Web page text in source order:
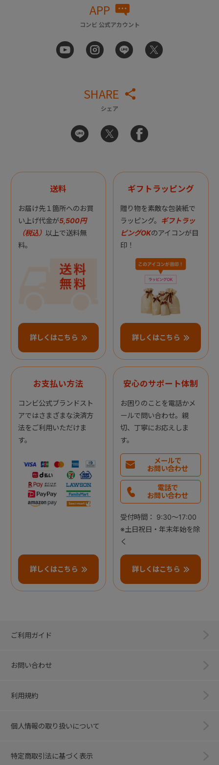
APP
コンビ 公式アカウント
SHARE
シェア
送料
お届け先１箇所へのお買
い上げ代金が5,500円
（税込） 以上で送料無
料。
詳しくはこちら
ギフトラッピング
贈り物を素敵な包装紙で
ラッピング。 ギフトラッ
ピングOKのアイコンが目
印！
詳しくはこちら
お支払い方法
コンビ公式ブランドスト
アではさまざまな決済方
法をご利用いただけま
す。
詳しくはこちら
安心のサポート体制
お困りのことを電話かメ
ールで問い合わせ。親
切、丁寧にお応えしま
す。
メールで
お問い合わせ
電話で
お問い合わせ
受付時間： 9:30～17:00
※土日祝日・年末年始を除
く
詳しくはこちら
ご利用ガイド
お問い合わせ
利用規約
個人情報の取り扱いについて
特定商取引法に基づく表示